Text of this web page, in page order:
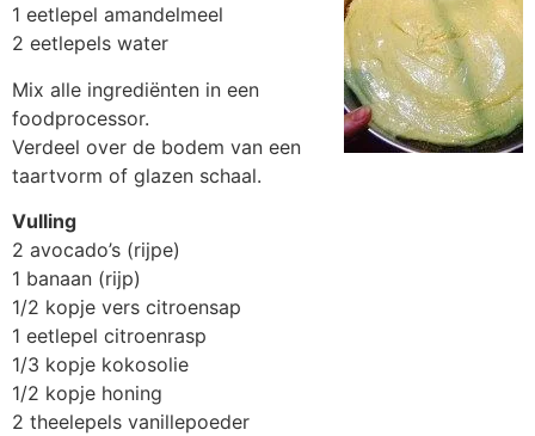
1 eetlepel amandelmeel
2 eetlepels water
Mix alle ingrediënten in een
foodprocessor.
Verdeel over de bodem van een
taartvorm of glazen schaal.
Vulling
2 avocado’s (rijpe)
1 banaan (rijp)
1/2 kopje vers citroensap
1 eetlepel citroenrasp
1/3 kopje kokosolie
1/2 kopje honing
2 theelepels vanillepoeder